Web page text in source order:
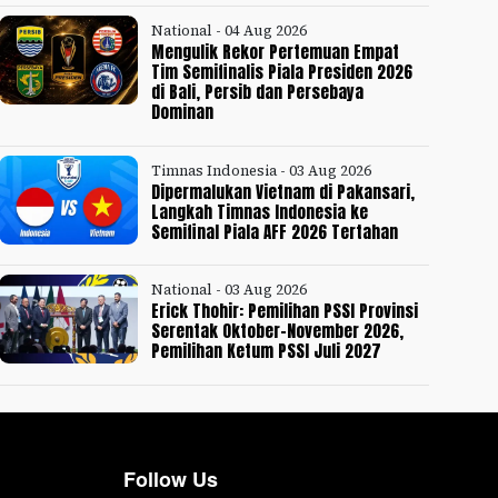
National - 04 Aug 2026
Mengulik Rekor Pertemuan Empat
Tim Semifinalis Piala Presiden 2026
di Bali, Persib dan Persebaya
Dominan
Timnas Indonesia - 03 Aug 2026
Dipermalukan Vietnam di Pakansari,
Langkah Timnas Indonesia ke
Semifinal Piala AFF 2026 Tertahan
National - 03 Aug 2026
Erick Thohir: Pemilihan PSSI Provinsi
Serentak Oktober-November 2026,
Pemilihan Ketum PSSI Juli 2027
Follow Us